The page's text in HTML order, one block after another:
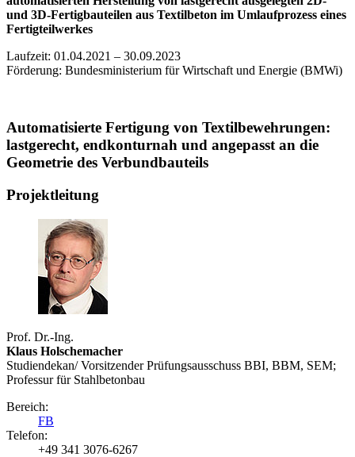
und 3D-Fertigbauteilen aus Textilbeton im Umlaufprozess eines
Fertigteilwerkes
Laufzeit: 01.04.2021 – 30.09.2023
Förderung: Bundesministerium für Wirtschaft und Energie (BMWi)
Automatisierte Fertigung von Textilbewehrungen:
lastgerecht, endkonturnah und angepasst an die
Geometrie des Verbundbauteils
Projektleitung
Prof. Dr.-Ing.
Klaus Holschemacher
Studiendekan/ Vorsitzender Prüfungsausschuss BBI, BBM, SEM;
Professur für Stahlbetonbau
Bereich:
FB
Telefon:
+49 341 3076-6267